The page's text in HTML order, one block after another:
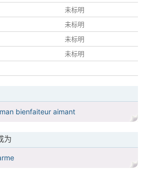
未标明
未标明
未标明
未标明
bienfaiteur aimant
为